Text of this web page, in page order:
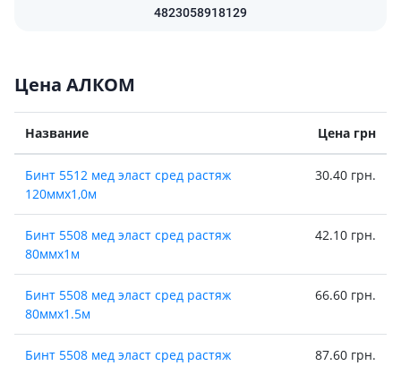
4823058918129
Цена АЛКОМ
Название Цена грн
Бинт 5512 мед эласт сред растяж
120ммх1,0м
30.40 грн.
Бинт 5508 мед эласт сред растяж
80ммх1м
42.10 грн.
Бинт 5508 мед эласт сред растяж
80ммх1.5м
66.60 грн.
Бинт 5508 мед эласт сред растяж
87.60 грн.